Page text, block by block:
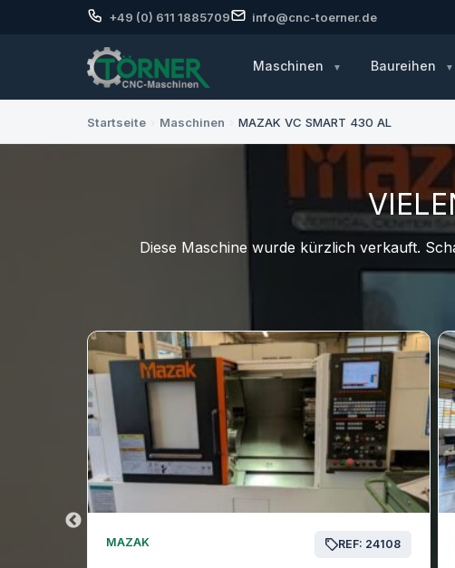
+49 (0) 611 1885709 info@cnc-toerner.de
Maschinen Baureihen
Startseite Maschinen MAZAK VC SMART 430 AL
Diese Maschine wurde kürzlich verkauft.
MAZAK REF: 24108